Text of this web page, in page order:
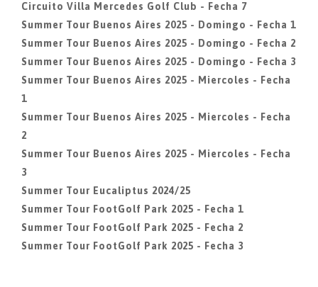
Circuito Villa Mercedes Golf Club - Fecha 7
Summer Tour Buenos Aires 2025 - Domingo - Fecha 1
Summer Tour Buenos Aires 2025 - Domingo - Fecha 2
Summer Tour Buenos Aires 2025 - Domingo - Fecha 3
Summer Tour Buenos Aires 2025 - Miercoles - Fecha
1
Summer Tour Buenos Aires 2025 - Miercoles - Fecha
2
Summer Tour Buenos Aires 2025 - Miercoles - Fecha
3
Summer Tour Eucaliptus 2024/25
Summer Tour FootGolf Park 2025 - Fecha 1
Summer Tour FootGolf Park 2025 - Fecha 2
Summer Tour FootGolf Park 2025 - Fecha 3